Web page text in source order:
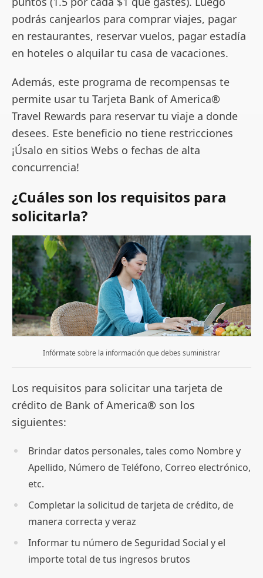
podrás canjearlos para comprar viajes, pagar
en restaurantes, reservar vuelos, pagar estadía
en hoteles o alquilar tu casa de vacaciones.
Además, este programa de recompensas te
permite usar tu Tarjeta Bank of America®
Travel Rewards para reservar tu viaje a donde
desees. Este beneficio no tiene restricciones
¡Úsalo en sitios Webs o fechas de alta
concurrencia!
¿Cuáles son los requisitos para
solicitarla?
Infórmate sobre la información que debes suministrar
Los requisitos para solicitar una tarjeta de
crédito de Bank of America® son los
siguientes:
Brindar datos personales, tales como Nombre y
Apellido, Número de Teléfono, Correo electrónico,
etc.
Completar la solicitud de tarjeta de crédito, de
manera correcta y veraz
Informar tu número de Seguridad Social y el
importe total de tus ingresos brutos